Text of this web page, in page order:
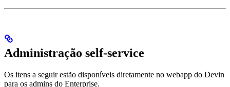
Administração self-service
Os itens a seguir estão disponíveis diretamente no webapp do Devin
para os admins do Enterprise.